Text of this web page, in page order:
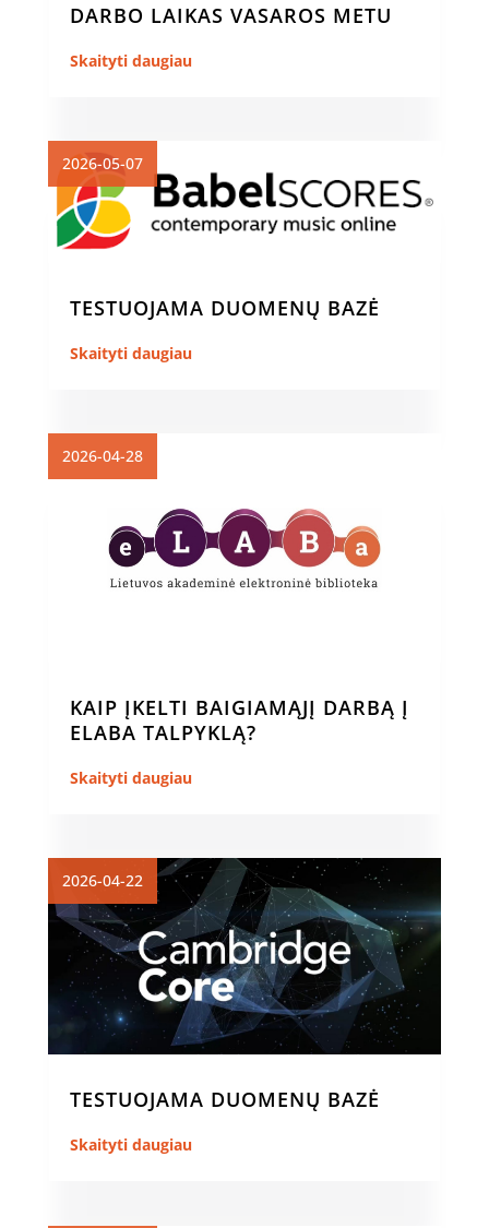
DARBO LAIKAS VASAROS METU
Skaityti daugiau
TESTUOJAMA DUOMENŲ BAZĖ
2026-05-07
Skaityti daugiau
KAIP ĮKELTI BAIGIAMĄJĮ DARBĄ Į
ELABA TALPYKLĄ?
2026-04-28
Skaityti daugiau
TESTUOJAMA DUOMENŲ BAZĖ
2026-04-22
Skaityti daugiau